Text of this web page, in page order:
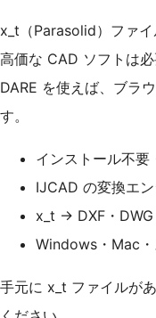
x_t（Parasolid）ファ
高価な CAD ソフトは必
DARE を使えば、ブラ
す。
インストール不要
IJCAD の変換エ
x_t → DXF・
Windows・Mac
手元に x_t ファイルが